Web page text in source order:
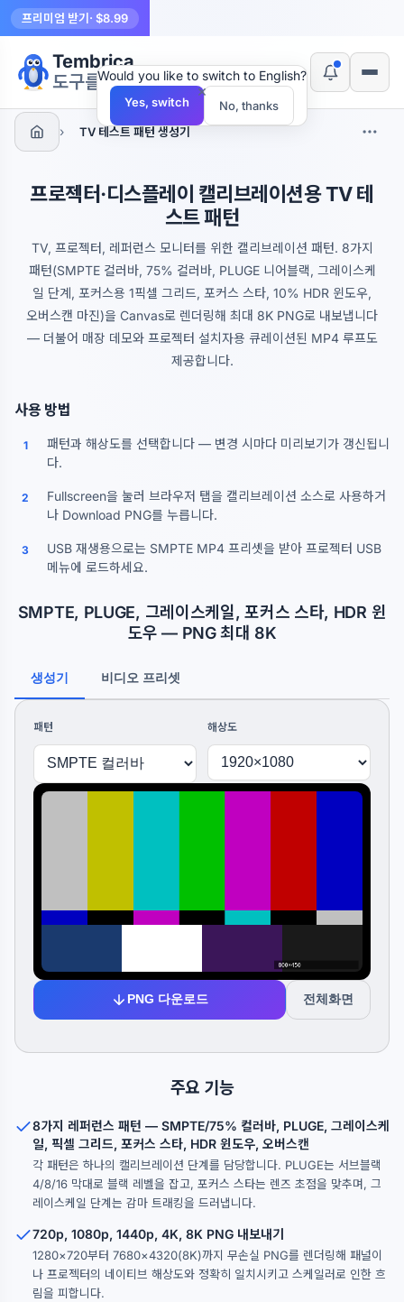
프리미엄 받기· $8.99
Tembrica
도구를 만듭니다
› TV 테스트 패턴 생성기
프로젝터·디스플레이 캘리브레이션용 TV 테
스트 패턴
TV, 프로젝터, 레퍼런스 모니터를 위한 캘리브레이션 패턴. 8가지
패턴(SMPTE 컬러바, 75% 컬러바, PLUGE 니어블랙, 그레이스케
일 단계, 포커스용 1픽셀 그리드, 포커스 스타, 10% HDR 윈도우,
오버스캔 마진)을 Canvas로 렌더링해 최대 8K PNG로 내보냅니다
— 더불어 매장 데모와 프로젝터 설치자용 큐레이션된 MP4 루프도
제공합니다.
사용 방법
1
패턴과 해상도를 선택합니다 — 변경 시마다 미리보기가 갱신됩니
다.
2
Fullscreen을 눌러 브라우저 탭을 캘리브레이션 소스로 사용하거
나 Download PNG를 누릅니다.
3
USB 재생용으로는 SMPTE MP4 프리셋을 받아 프로젝터 USB
메뉴에 로드하세요.
SMPTE, PLUGE, 그레이스케일, 포커스 스타, HDR 윈
도우 — PNG 최대 8K
생성기 비디오 프리셋
패턴 해상도
PNG 다운로드 전체화면
주요 기능
8가지 레퍼런스 패턴 — SMPTE/75% 컬러바, PLUGE, 그레이스케
일, 픽셀 그리드, 포커스 스타, HDR 윈도우, 오버스캔
각 패턴은 하나의 캘리브레이션 단계를 담당합니다. PLUGE는 서브블랙
4/8/16 막대로 블랙 레벨을 잡고, 포커스 스타는 렌즈 초점을 맞추며, 그
레이스케일 단계는 감마 트래킹을 드러냅니다.
720p, 1080p, 1440p, 4K, 8K PNG 내보내기
1280×720부터 7680×4320(8K)까지 무손실 PNG를 렌더링해 패널이
나 프로젝터의 네이티브 해상도와 정확히 일치시키고 스케일러로 인한 흐
림을 피합니다.
×
Would you like to switch to English?
Yes, switch No, thanks